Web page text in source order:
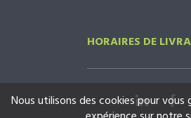
HORAIRES DE
Nous utilisons des cookies pour vous